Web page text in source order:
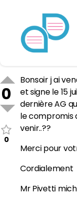
0
0
Bonsoir j ai
et signe le 15
dernière AG
le compromis
venir..??
Merci pour
Cordialement
Mr Pivetti